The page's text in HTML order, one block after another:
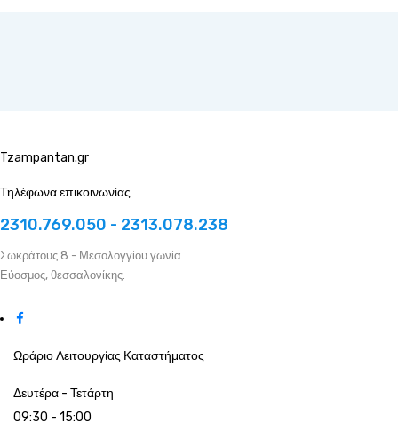
Tzampantan.gr
Τηλέφωνα επικοινωνίας
2310.769.050 - 2313.078.238
Σωκράτους 8 - Μεσολογγίου γωνία
Εύοσμος, θεσσαλονίκης.
Ωράριο Λειτουργίας Καταστήματος
Δευτέρα - Τετάρτη
09:30 - 15:00